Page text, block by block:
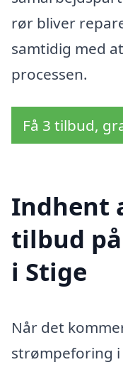
rør bliver
samtidig med
processen.
Få 3 tilbud,
Indhent
tilbud
i Stige
Når det
strømpeforing i